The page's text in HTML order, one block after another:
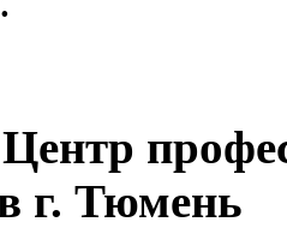
г. Тюмень